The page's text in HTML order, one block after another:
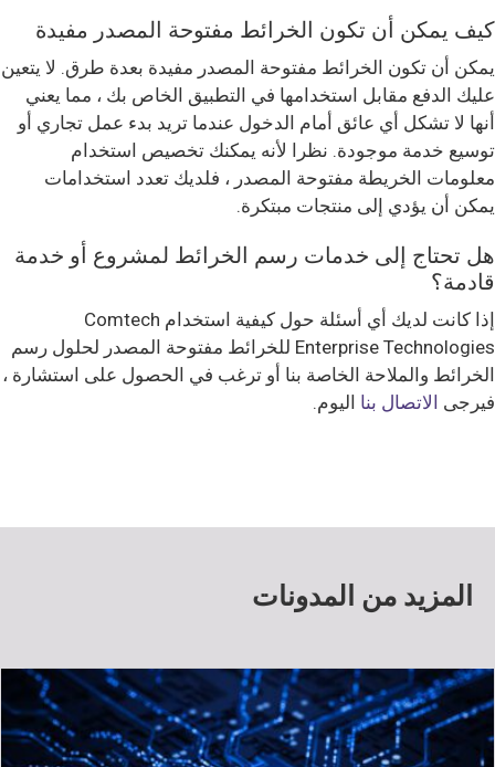
كيف يمكن أن تكون الخرائط مفتوحة المصدر مفيدة
يمكن أن تكون الخرائط مفتوحة المصدر مفيدة بعدة طرق. لا يتعين
عليك الدفع مقابل استخدامها في التطبيق الخاص بك ، مما يعني
أنها لا تشكل أي عائق أمام الدخول عندما تريد بدء عمل تجاري أو
توسيع خدمة موجودة. نظرا لأنه يمكنك تخصيص استخدام
معلومات الخريطة مفتوحة المصدر ، فلديك تعدد استخدامات
يمكن أن يؤدي إلى منتجات مبتكرة.
هل تحتاج إلى خدمات رسم الخرائط لمشروع أو خدمة
قادمة؟
إذا كانت لديك أي أسئلة حول كيفية استخدام Comtech
Enterprise Technologies للخرائط مفتوحة المصدر لحلول رسم
الخرائط والملاحة الخاصة بنا أو ترغب في الحصول على استشارة ،
فيرجى الاتصال بنا اليوم.
المزيد من المدونات